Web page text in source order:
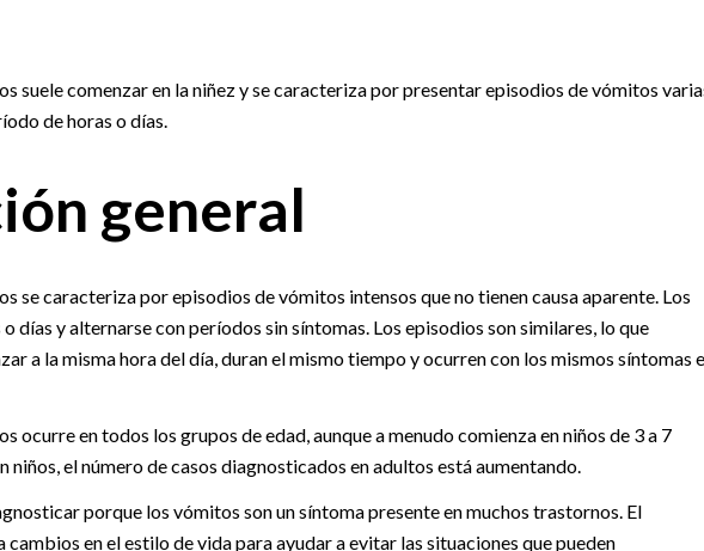
suele comenzar en la niñez y se caracteriza por presentar episodios de vómitos
de horas o días.
general
se caracteriza por episodios de vómitos intensos que no tienen causa aparente. Los
días y alternarse con períodos sin síntomas. Los episodios son similares, lo que
a la misma hora del día, duran el mismo tiempo y ocurren con los mismos síntomas e
ocurre en todos los grupos de edad, aunque a menudo comienza en niños de 3 a 7
niños, el número de casos diagnosticados en adultos está aumentando.
porque los vómitos son un síntoma presente en muchos trastornos. El
en el estilo de vida para ayudar a evitar las situaciones que pueden